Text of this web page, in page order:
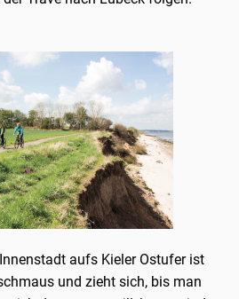
aufs Kieler Ostufer ist
und zieht sich, bis man